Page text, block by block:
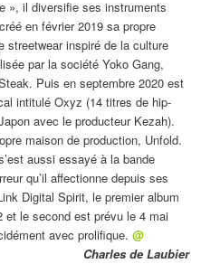
», il diversifie ses instruments
en février 2019 sa propre
streetwear inspiré de la culture
par la société Yoko Gang,
Puis en septembre 2020 est
intitulé Oxyz (14 titres de hip-
avec le producteur Kezah).
maison de production, Unfold.
aussi essayé à la bande
qu’il affectionne depuis ses
Digital Spirit, le premier album
et le second est prévu le 4 mai
avec prolifique.@
Charles de Laubier